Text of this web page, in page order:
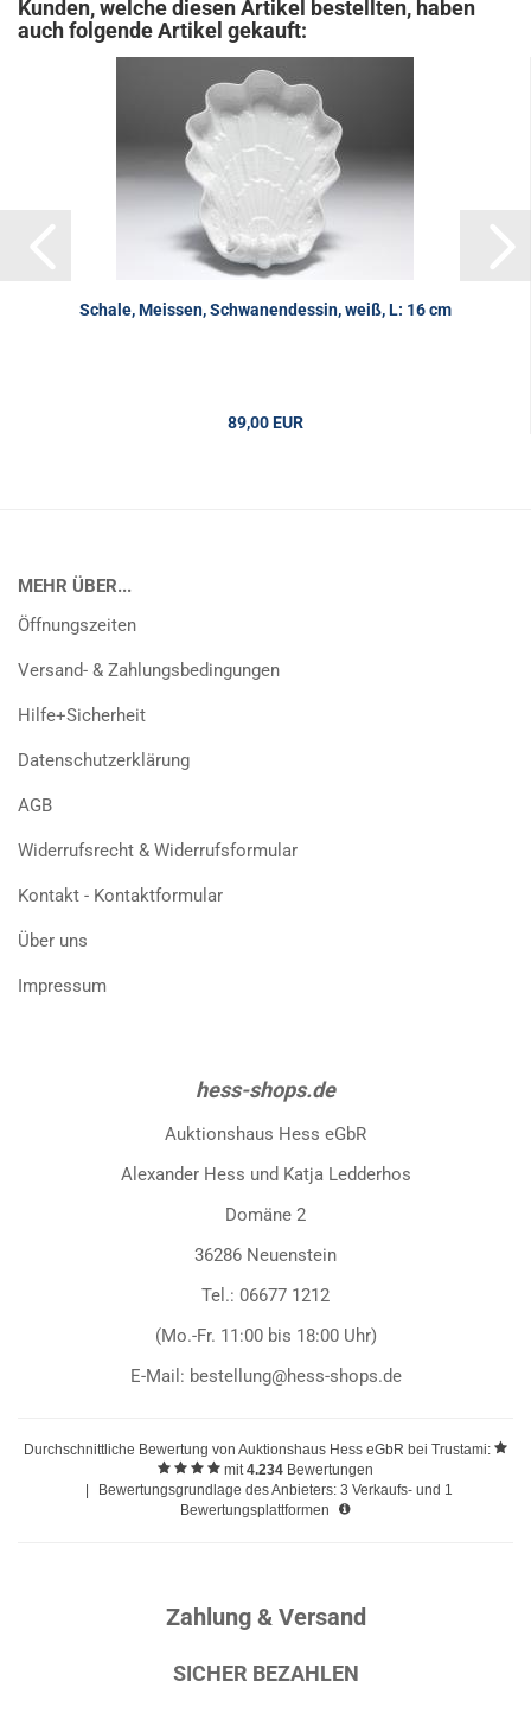
Kunden, welche diesen Artikel bestellten, haben
auch folgende Artikel gekauft:
Schale, Meissen, Schwanendessin, weiß, L: 16 cm
89,00 EUR
MEHR ÜBER...
Öffnungszeiten
Versand- & Zahlungsbedingungen
Hilfe+Sicherheit
Datenschutzerklärung
AGB
Widerrufsrecht & Widerrufsformular
Kontakt - Kontaktformular
Über uns
Impressum
hess-shops.de
Auktionshaus Hess eGbR
Alexander Hess und Katja Ledderhos
Domäne 2
36286 Neuenstein
Tel.: 06677 1212
(Mo.-Fr. 11:00 bis 18:00 Uhr)
E-Mail: bestellung@hess-shops.de
Durchschnittliche Bewertung von Auktionshaus Hess eGbR bei Trustami:
mit4.234 Bewertungen
Bewertungsgrundlage des Anbieters: 3 Verkaufs- und 1
Bewertungsplattformen
Zahlung & Versand
SICHER BEZAHLEN